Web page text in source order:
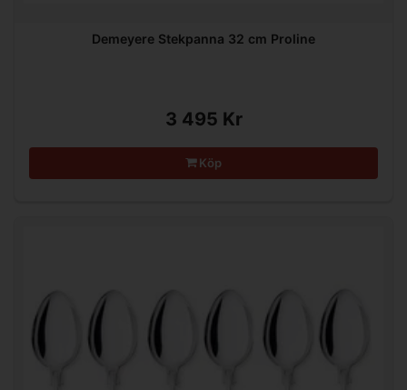
Demeyere Stekpanna 32 cm Proline
3 495 Kr
Köp